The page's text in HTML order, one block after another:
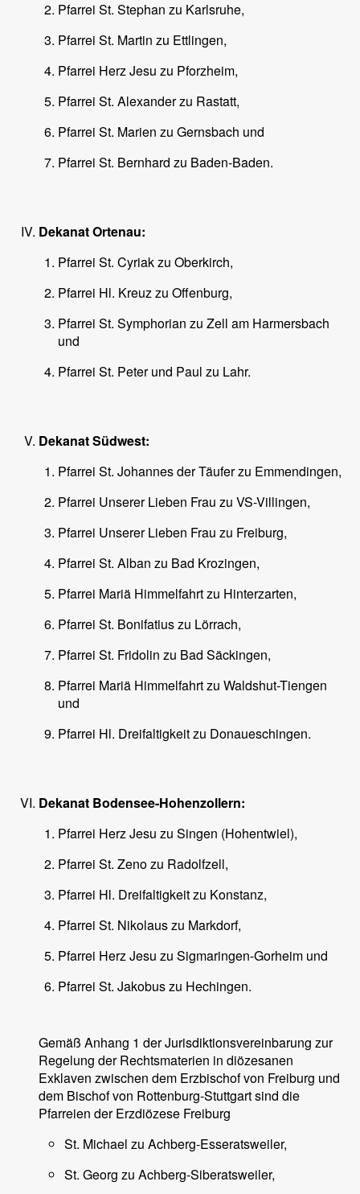
Pfarrei St. Stephan zu Karlsruhe,
Pfarrei St. Martin zu Ettlingen,
Pfarrei Herz Jesu zu Pforzheim,
Pfarrei St. Alexander zu Rastatt,
Pfarrei St. Marien zu Gernsbach und
Pfarrei St. Bernhard zu Baden-Baden.
Dekanat Ortenau:
Pfarrei St. Cyriak zu Oberkirch,
Pfarrei Hl. Kreuz zu Offenburg,
Pfarrei St. Symphorian zu Zell am Harmersbach
und
Pfarrei St. Peter und Paul zu Lahr.
Dekanat Südwest:
Pfarrei St. Johannes der Täufer zu Emmendingen,
Pfarrei Unserer Lieben Frau zu VS-Villingen,
Pfarrei Unserer Lieben Frau zu Freiburg,
Pfarrei St. Alban zu Bad Krozingen,
Pfarrei Mariä Himmelfahrt zu Hinterzarten,
Pfarrei St. Bonifatius zu Lörrach,
Pfarrei St. Fridolin zu Bad Säckingen,
Pfarrei Mariä Himmelfahrt zu Waldshut-Tiengen
und
Pfarrei Hl. Dreifaltigkeit zu Donaueschingen.
Dekanat Bodensee-Hohenzollern:
Pfarrei Herz Jesu zu Singen (Hohentwiel),
Pfarrei St. Zeno zu Radolfzell,
Pfarrei Hl. Dreifaltigkeit zu Konstanz,
Pfarrei St. Nikolaus zu Markdorf,
Pfarrei Herz Jesu zu Sigmaringen-Gorheim und
Pfarrei St. Jakobus zu Hechingen.
Gemäß Anhang 1 der Jurisdiktionsvereinbarung zur
Regelung der Rechtsmaterien in diözesanen
Exklaven zwischen dem Erzbischof von Freiburg und
dem Bischof von Rottenburg-Stuttgart sind die
Pfarreien der Erzdiözese Freiburg
St. Michael zu Achberg-Esseratsweiler,
St. Georg zu Achberg-Siberatsweiler,